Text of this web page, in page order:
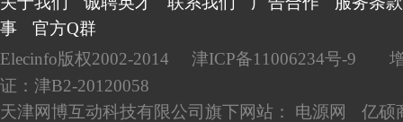
事
官方Q群
Elecinfo版权2002-2014
津ICP备11006234号-9
证：津B2-20120058
天津网博互动科技有限公司旗下网站： 电源网 亿硕